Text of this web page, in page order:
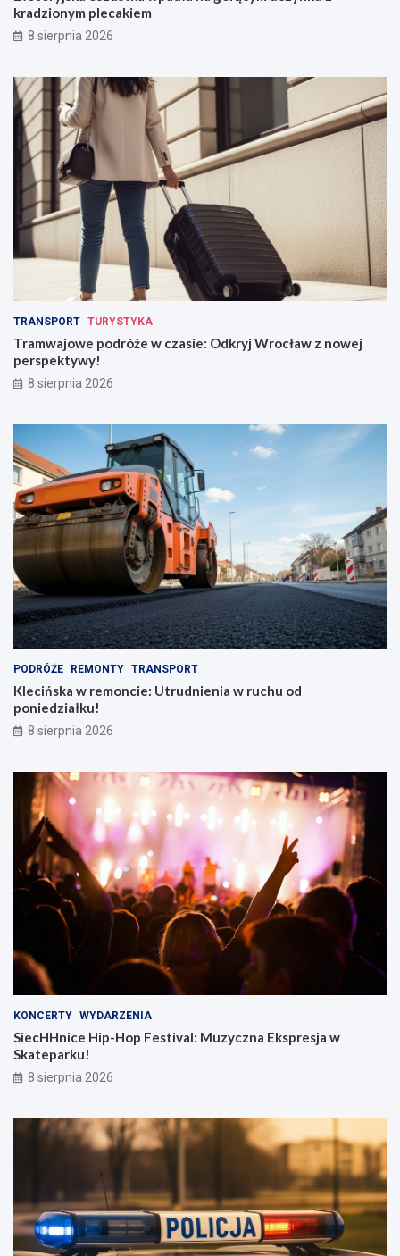
kradzionym plecakiem
8 sierpnia 2026
TRANSPORT TURYSTYKA
Tramwajowe podróże w czasie: Odkryj Wrocław z nowej
perspektywy!
8 sierpnia 2026
PODRÓŻE REMONTY TRANSPORT
Klecińska w remoncie: Utrudnienia w ruchu od
poniedziałku!
8 sierpnia 2026
KONCERTY WYDARZENIA
SiecHHnice Hip-Hop Festival: Muzyczna Ekspresja w
Skateparku!
8 sierpnia 2026